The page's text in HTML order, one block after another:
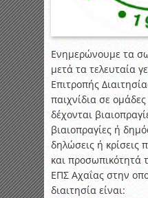
Ενημερώνουμε τα
μετά τα τελευταία
Επιτροπής
παιχνίδια σε
δέχονται
βιαιοπραγίες ή
δηλώσεις ή κρίσεις
και προσωπικότητά
ΕΠΣ Αχαΐας στην
διαιτησία είναι: